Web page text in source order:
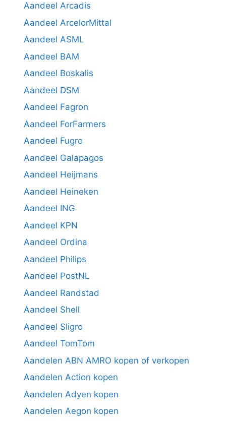
Aandeel Arcadis
Aandeel ArcelorMittal
Aandeel ASML
Aandeel BAM
Aandeel Boskalis
Aandeel DSM
Aandeel Fagron
Aandeel ForFarmers
Aandeel Fugro
Aandeel Galapagos
Aandeel Heijmans
Aandeel Heineken
Aandeel ING
Aandeel KPN
Aandeel Ordina
Aandeel Philips
Aandeel PostNL
Aandeel Randstad
Aandeel Shell
Aandeel Sligro
Aandeel TomTom
Aandelen ABN AMRO kopen of verkopen
Aandelen Action kopen
Aandelen Adyen kopen
Aandelen Aegon kopen